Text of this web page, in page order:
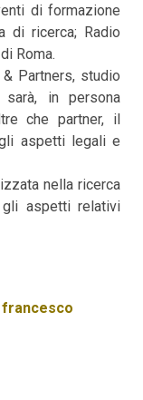
di formazione
di ricerca; Radio
Roma.
Partners, studio
in persona
che partner, il
aspetti legali e
nella ricerca
aspetti relativi
francesco